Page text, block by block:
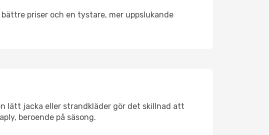
priser och en tystare, mer uppslukande
lätt jacka eller strandkläder gör det skillnad att
beroende på säsong.